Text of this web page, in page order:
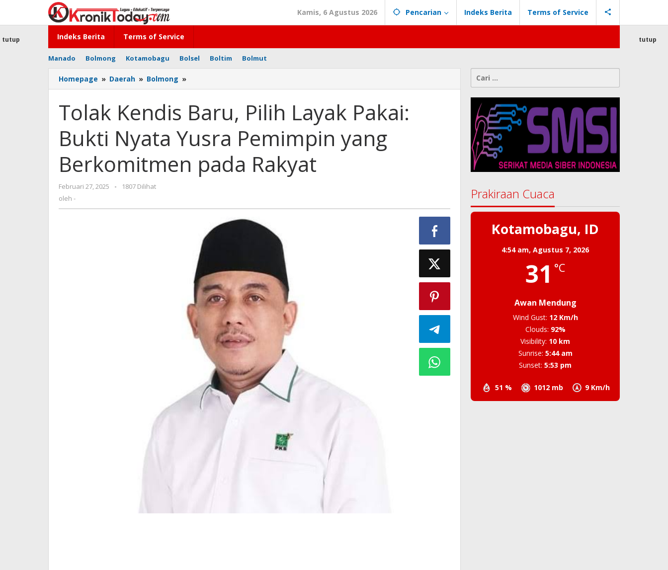
konten
Kamis, 6 Agustus 2026 Pencarian Indeks Berita Terms of Service
Indeks Berita Terms of Service
Manado Bolmong Kotamobagu Bolsel Boltim Bolmut
tutup tutup
Homepage » Daerah » Bolmong »
Kendis
Pilih
Layak
Pakai:
Bukti
Yusra
Pemimpin
Tolak Kendis Baru, Pilih Layak Pakai:
Bukti Nyata Yusra Pemimpin yang
Berkomitmen pada Rakyat
Februari 27, 2025
oleh
-
1807 Dilihat
oleh -
Cari
untuk:
Prakiraan Cuaca
Kotamobagu, ID
4:54 am,Agustus 7, 2026
31 °C
Awan Mendung
51 % 1012 mb 9 Km/h
Wind Gust: 12 Km/h
Clouds: 92%
Visibility: 10 km
Sunrise: 5:44 am
Sunset: 5:53 pm